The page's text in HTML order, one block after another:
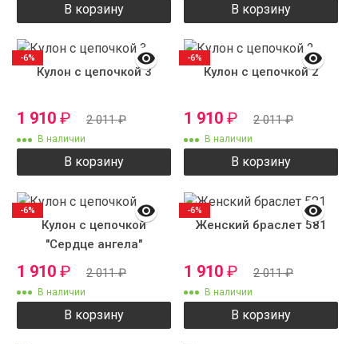
В корзину В корзину
Кулон с цепочкой 3
1 910 ₽ 2 011₽
В наличии
В корзину
-6%
Кулон с цепочкой 2
1 910 ₽ 2 011₽
В наличии
В корзину
-6%
Кулон с цепочкой
"Сердце ангела"
1 910 ₽ 2 011₽
В наличии
В корзину
-6%
Женский браслет 581
1 910 ₽ 2 011₽
В наличии
В корзину
-6%